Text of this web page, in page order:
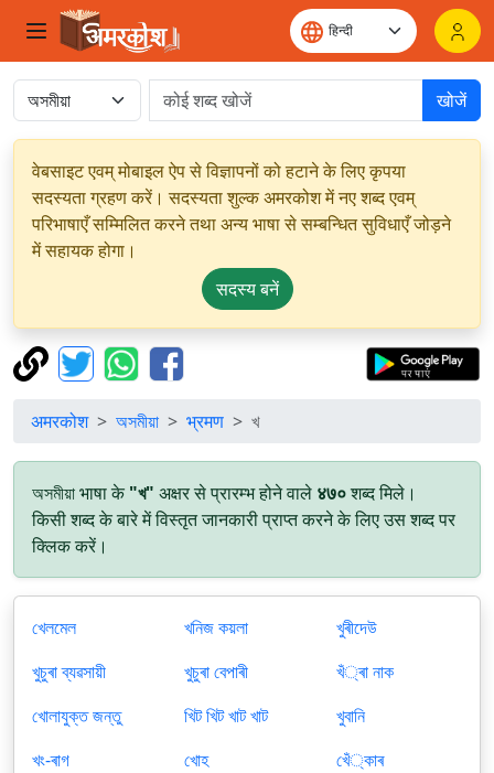
खोजें
वेबसाइट एवम् मोबाइल ऐप से विज्ञापनों को हटाने के लिए कृपया
सदस्यता ग्रहण करें। सदस्यता शुल्क अमरकोश में नए शब्द एवम्
परिभाषाएँ सम्मिलित करने तथा अन्य भाषा से सम्बन्धित सुविधाएँ जोड़ने
में सहायक होगा।
सदस्य बनें
अमरकोश অসমীয়া भ्रमण খ
অসমীয়া भाषा के "খ" अक्षर से प्रारम्भ होने वाले ४७०शब्द मिले।
किसी शब्द के बारे में विस्तृत जानकारी प्राप्त करने के लिए उस शब्द पर
क्लिक करें।
খেলমেল
খুচুৰা ব্যৱসায়ী
খোলাযুক্ত জন্তু
খং-ৰাগ
খনিজ কয়লা
খুচুৰা বেপাৰী
খিট খিট খাট খাট
খোহ
খুৰীদেউ
খঁ্ৰা নাক
খুবানি
খেঁ্কাৰ